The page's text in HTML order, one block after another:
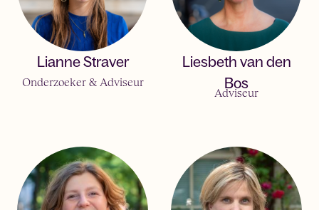
Lianne Straver
Onderzoeker & Adviseur
Liesbeth van den
Bos
Adviseur